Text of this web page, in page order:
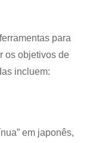
para
os objetivos de
incluem:
em japonês,